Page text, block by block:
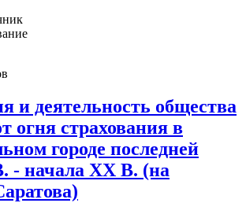
и деятельность общества
огня страхования в
городе последней
- начала XX В. (на